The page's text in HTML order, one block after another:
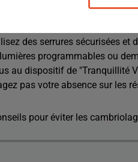
pendant vos vacances.
des serrures sécurisées et
programmables ou
au dispositif de "Tranquillité
pas votre absence sur les
pour éviter les